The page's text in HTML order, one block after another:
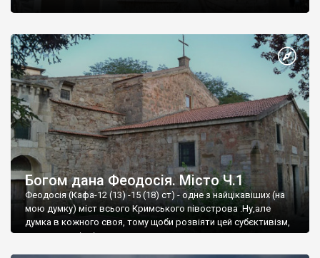
Богом дана Феодосія. Місто Ч.1
Феодосія (Кафа-12 (13) -15 (18) ст) - одне з найцікавіших (на
мою думку) міст всього Кримського півострова .Ну,але
думка в кожного своя, тому щоби розвіяти цей субєктивізм,
запрошую відвідати це